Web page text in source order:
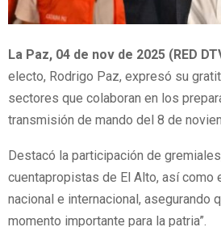
La Paz, 04 de nov de 2025 (RED
electo, Rodrigo Paz, expresó su
sectores que colaboran en los
transmisión de mando del 8 de
Destacó la participación de
cuentapropistas de El Alto, así como
nacional e internacional, asegurando
momento importante para la patria”.